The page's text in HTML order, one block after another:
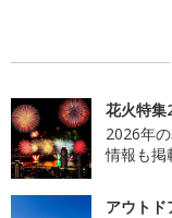
花火特集
2026年
情報も掲
アウトド